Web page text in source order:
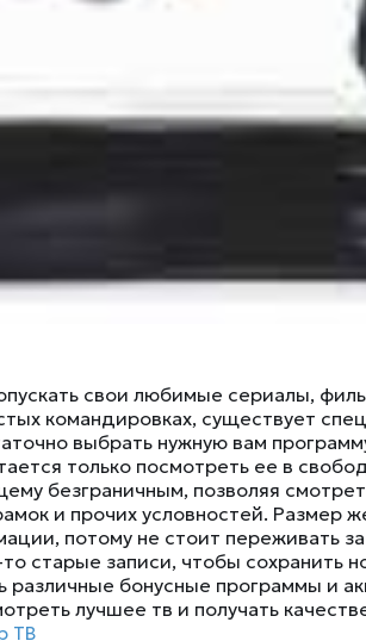
свои любимые сериалы,
командировках, существует
выбрать нужную вам
только посмотреть ее в
безграничным, позволяя
и прочих условностей. Размер
потому не стоит переживать
старые записи, чтобы сохранить
различные бонусные программы и
лучшее тв и получать
ТВ